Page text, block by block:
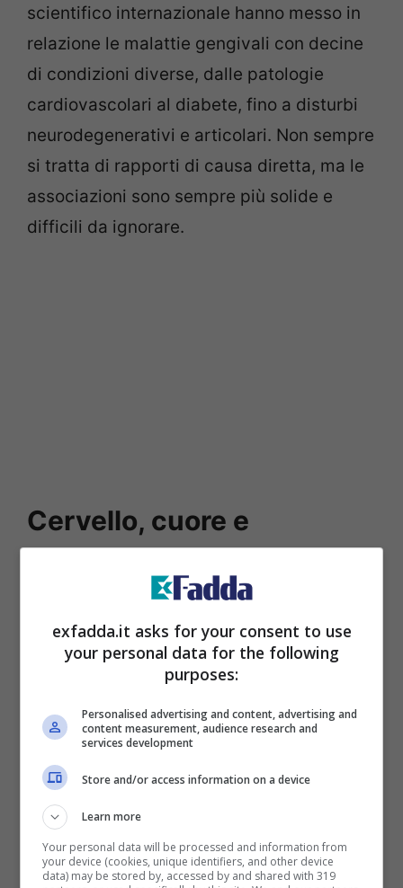
scientifico internazionale hanno messo in
relazione le malattie gengivali con decine
di condizioni diverse, dalle patologie
cardiovascolari al diabete, fino a disturbi
neurodegenerativi e articolari. Non sempre
si tratta di rapporti di causa diretta, ma le
associazioni sono sempre più solide e
difficili da ignorare.
Cervello, cuore e
connesso alle gengive
Uno dei fronti più discussi riguarda il
cervello. Alcune ricerche hanno
evidenziato la presenza di batteri orali,
come
Porphyromonas gingivalis
tessuti cerebrali di pazienti affetti da
Alzheimer. Il meccanismo ipotizzato
coinvolge una risposta infiammatoria
cronica e la produzione di enzimi capaci di
exfadda.it asks for your consent to use
your personal data for the following
purposes:
Personalised advertising and content, advertising and
content measurement, audience research and
services development
Store and/or access information on a device
Learn more
Your personal data will be processed and information from
your device (cookies, unique identifiers, and other device
data) may be stored by, accessed by and shared with 319